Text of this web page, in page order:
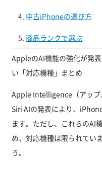
中古iPhoneの選び方
商品ランクで選ぶ
AppleのAI機能の強化が発
い「対応機種」まとめ
Apple Intelligence（アップ
Siri AIの発表により、
ます。ただし、これらのAI
め、対応機種は限られてい
う。